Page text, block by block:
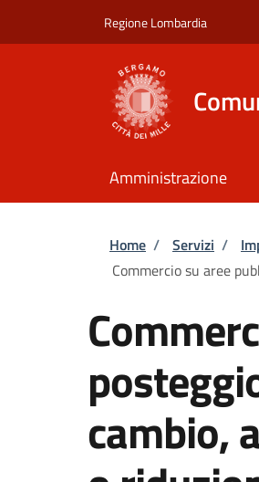
Regione Lombardia
Amministrazione
Briciole
Home / Servizi /
Commercio su aree
cambio,